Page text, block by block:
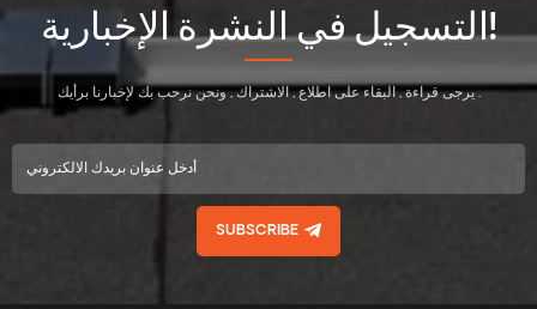
التسجيل في النشرة الإخبارية!
يرجى قراءة , البقاء على اطلاع , الاشتراك , ونحن نرحب بك لإخبارنا برأيك .
SUBSCRIBE